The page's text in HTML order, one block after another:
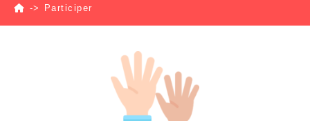
-> Participer